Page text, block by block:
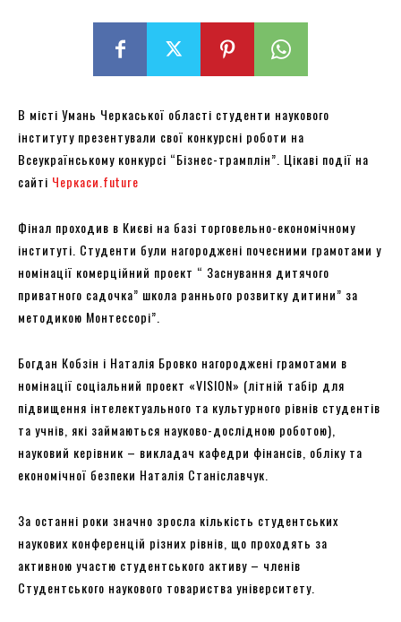
В місті Умань Черкаської області студенти наукового
інституту презентували свої конкурсні роботи на
Всеукраїнському конкурсі “Бізнес-трамплін”. Цікаві події на
сайті Черкаси.future
Фінал проходив в Києві на базі торговельно-економічному
інституті. Студенти були нагороджені почесними грамотами у
номінації комерційний проект “ Заснування дитячого
приватного садочка” школа раннього розвитку дитини” за
методикою Монтессорі”.
Богдан Кобзін і Наталія Бровко нагороджені грамотами в
номінації соціальний проект «VISION» (літній табір для
підвищення інтелектуального та культурного рівнів студентів
та учнів, які займаються науково-дослідною роботою),
науковий керівник – викладач кафедри фінансів, обліку та
економічної безпеки Наталія Станіславчук.
За останні роки значно зросла кількість студентських
наукових конференцій різних рівнів, що проходять за
активною участю студентського активу – членів
Студентського наукового товариства університету.